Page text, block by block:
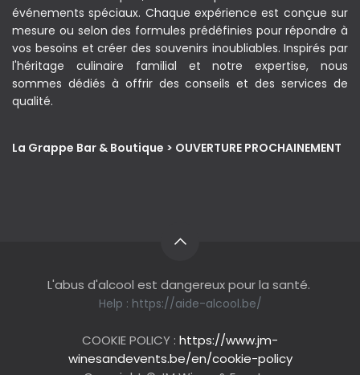
événements spéciaux. Chaque expérience est conçue sur
mesure ou selon des formules prédéfinies pour répondre à
vos besoins et créer des souvenirs inoubliables. Inspirés par
l'héritage culinaire familial et notre expertise, nous
sommes dédiés à offrir des conseils et des services de
qualité.
La Grappe Bar & Boutique > OUVERTURE PROCHAINEMENT
L'abus d'alcool est dangereux pour la santé.
Help : https://aide-alcool.be/
COOKIE POLICY : https://www.jm-
winesandevents.be/en/cookie-policy